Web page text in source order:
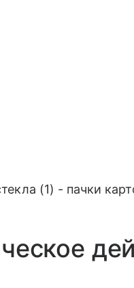
(1) - пачки